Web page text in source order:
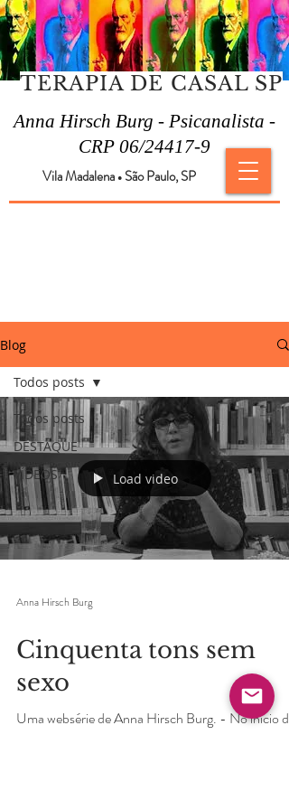
TERAPIA DE CASAL SP
Anna Hirsch Burg - Psicanalista -
CRP 06/24417-9
Vila Madalena ●São Paulo, SP
Blog
Todos posts
DESTAQUE
VÍDEOS
Todos posts
Load video
Anna Hirsch Burg
Cinquenta tons sem
sexo
Uma websérie de Anna Hirsch Burg. - No inicio do